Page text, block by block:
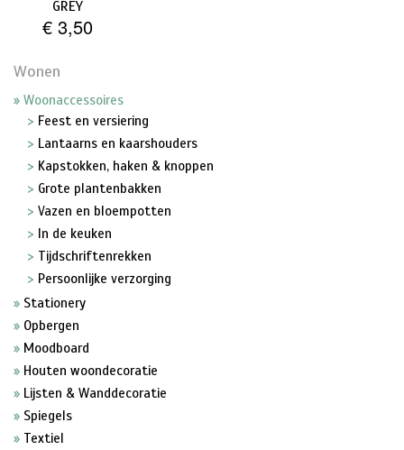
GREY
€ 3,50
Wonen
Woonaccessoires
Feest en versiering
Lantaarns en kaarshouders
Kapstokken, haken & knoppen
Grote plantenbakken
Vazen en bloempotten
In de keuken
Tijdschriftenrekken
Persoonlijke verzorging
Stationery
Opbergen
Moodboard
Houten woondecoratie
Lijsten & Wanddecoratie
Spiegels
Textiel